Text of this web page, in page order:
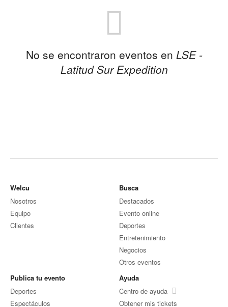
No se encontraron eventos en LSE -
Latitud Sur Expedition
Welcu
Nosotros
Equipo
Clientes
Busca
Destacados
Evento online
Deportes
Entretenimiento
Negocios
Otros eventos
Publica tu evento
Deportes
Espectáculos
Ayuda
Centro de ayuda
Obtener mis tickets